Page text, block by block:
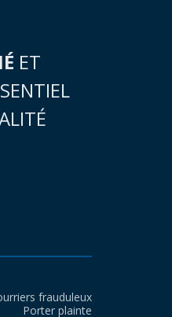
ET
frauduleux
Porter plainte